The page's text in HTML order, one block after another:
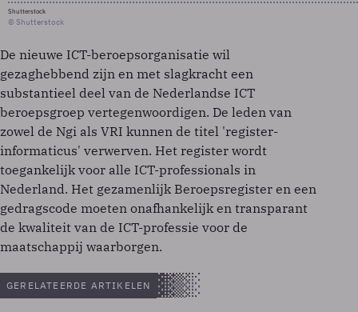
Shutterstock
© Shutterstock
De nieuwe ICT-beroepsorganisatie wil
gezaghebbend zijn en met slagkracht een
substantieel deel van de Nederlandse ICT
beroepsgroep vertegenwoordigen. De leden van
zowel de Ngi als VRI kunnen de titel 'register-
informaticus' verwerven. Het register wordt
toegankelijk voor alle ICT-professionals in
Nederland. Het gezamenlijk Beroepsregister en een
gedragscode moeten onafhankelijk en transparant
de kwaliteit van de ICT-professie voor de
maatschappij waarborgen.
GERELATEERDE ARTIKELEN